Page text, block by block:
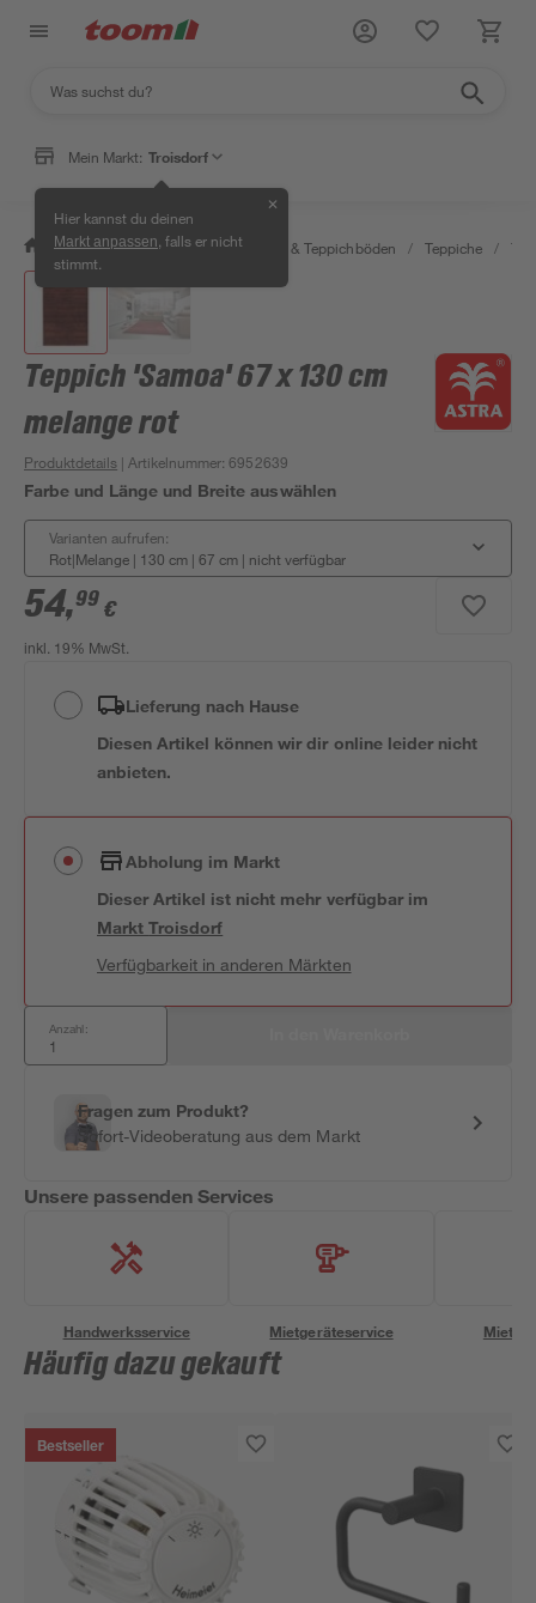
Mein Markt: Troisdorf
Hier kannst du deinen
Markt anpassen , falls er nicht
stimmt.
✕
/ Wohnen & Haushalt / Teppiche & Teppichböden / Teppiche /
Teppich 'Samoa' 67 x 130 cm
melange rot
Produktdetails | Artikelnummer:6952639
Farbe und Länge und Breite auswählen
Varianten aufrufen:
Rot|Melange | 130 cm | 67 cm | nicht verfügbar
54,99 €
inkl. 19% MwSt.
Lieferung nach Hause
Diesen Artikel können wir dir online leider nicht
anbieten.
Abholung im Markt
Dieser Artikel ist nicht mehr verfügbar im
MarktTroisdorf
Verfügbarkeit in anderen Märkten
Anzahl:
Fragen zum Produkt?
Sofort-Videoberatung aus dem Markt
Unsere passenden Services
Handwerksservice Mietgeräteservice
Häufig dazu gekauft
Bestseller